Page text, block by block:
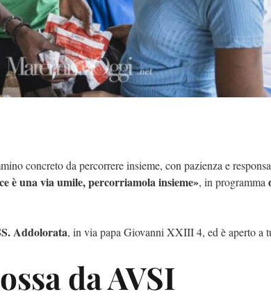
concreto da percorrere insieme, con pazienza e
è una via umile, percorriamola insieme», in programma
Addolorata, in via papa Giovanni XXIII 4, ed è aperto a
da AVSI